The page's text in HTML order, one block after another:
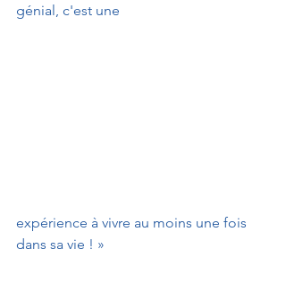
génial, c'est une
expérience à vivre au moins une fois
dans sa vie ! »